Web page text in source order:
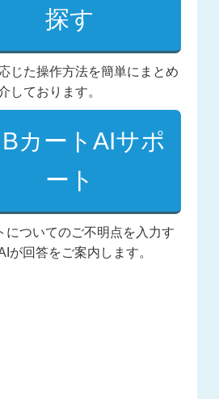
探す
じた操作方法を簡単にまとめ
しております。
BカートAIサポ
ート
についてのご不明点を入力す
が回答をご案内します。